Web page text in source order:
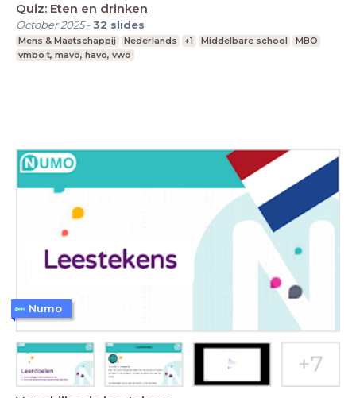
Quiz: Eten en drinken
October 2025-32 slides
Mens & Maatschappij Nederlands +1 Middelbare school
MBO
vmbo t, mavo, havo, vwo
Numo